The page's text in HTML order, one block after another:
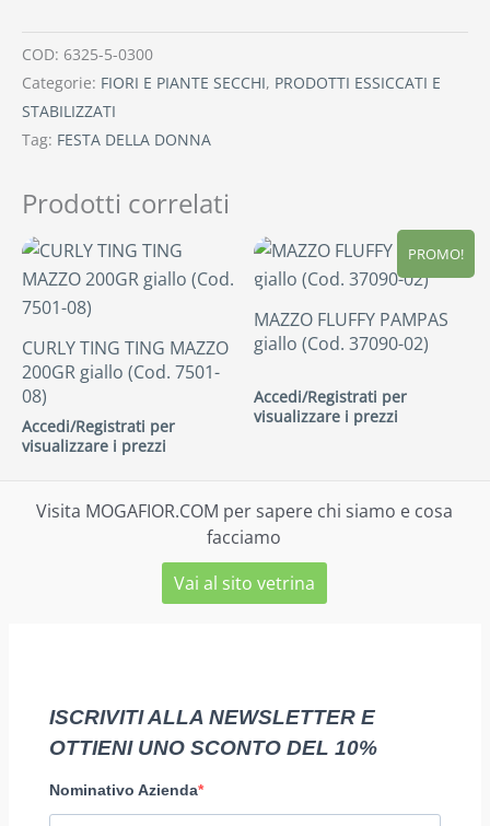
COD: 6325-5-0300
Categorie: FIORI E PIANTE SECCHI, PRODOTTI ESSICCATI E
STABILIZZATI
Tag: FESTA DELLA DONNA
Prodotti correlati
CURLY TING TING MAZZO
200GR giallo (Cod. 7501-
08)
Accedi/Registrati per
visualizzare i prezzi
PROMO!
MAZZO FLUFFY PAMPAS
giallo (Cod. 37090-02)
Accedi/Registrati per
visualizzare i prezzi
Visita MOGAFIOR.COM per sapere chi siamo e cosa
facciamo
Vai al sito vetrina